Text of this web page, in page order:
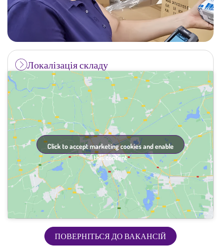
Локалізація складу
Click to accept marketing cookies and enable
this content
ПОВЕРНІТЬСЯ ДО ВАКАНСІЙ